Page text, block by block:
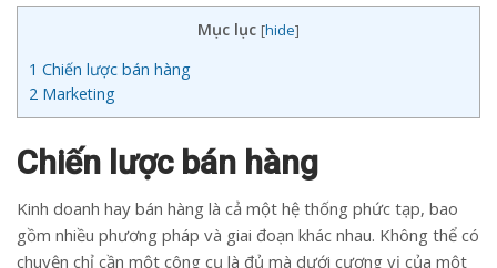
Mục lục [hide]
1 Chiến lược bán hàng
2 Marketing
Chiến lược bán hàng
Kinh doanh hay bán hàng là cả một hệ thống phức tạp, bao
gồm nhiều phương pháp và giai đoạn khác nhau. Không thể có
chuyện chỉ cần một công cụ là đủ mà dưới cương vị của một